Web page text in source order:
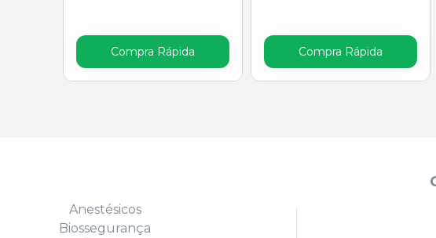
Compra Rápida Compra Rápida
Anestésicos
Biossegurança